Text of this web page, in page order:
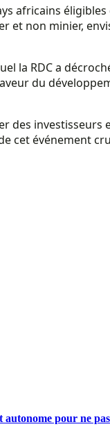
africains éligibles
et non minier,
la RDC a
du
des investisseurs
cet événement
autonome pour ne